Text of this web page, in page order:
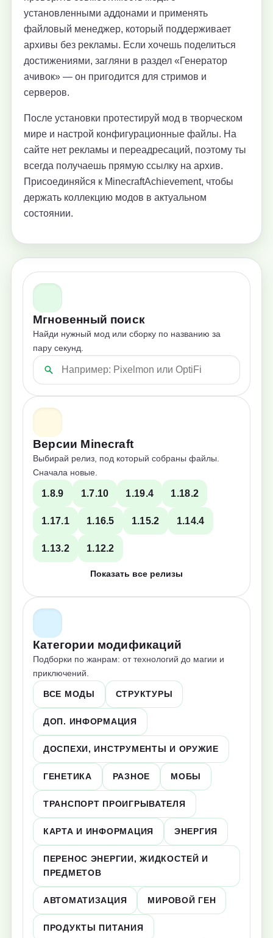
установленными аддонами и применять
файловый менеджер, который поддерживает
архивы без рекламы. Если хочешь поделиться
достижениями, загляни в раздел «Генератор
ачивок» — он пригодится для стримов и
серверов.
После установки протестируй мод в творческом
мире и настрой конфигурационные файлы. На
сайте нет рекламы и переадресаций, поэтому ты
всегда получаешь прямую ссылку на архив.
Присоединяйся к MinecraftAchievement, чтобы
держать коллекцию модов в актуальном
состоянии.
Мгновенный поиск
Найди нужный мод или сборку по названию за
пару секунд.
Версии Minecraft
Выбирай релиз, под который собраны файлы.
Сначала новые.
1.8.9 1.7.10 1.19.4 1.18.2
1.17.1 1.16.5 1.15.2 1.14.4
1.13.2 1.12.2
Показать все релизы
Категории модификаций
Подборки по жанрам: от технологий до магии и
приключений.
ВСЕ МОДЫ СТРУКТУРЫ
ДОП. ИНФОРМАЦИЯ
ДОСПЕХИ, ИНСТРУМЕНТЫ И ОРУЖИЕ
ГЕНЕТИКА РАЗНОЕ МОБЫ
ТРАНСПОРТ ПРОИГРЫВАТЕЛЯ
КАРТА И ИНФОРМАЦИЯ ЭНЕРГИЯ
ПЕРЕНОС ЭНЕРГИИ, ЖИДКОСТЕЙ И
ПРЕДМЕТОВ
АВТОМАТИЗАЦИЯ МИРОВОЙ ГЕН
ПРОДУКТЫ ПИТАНИЯ